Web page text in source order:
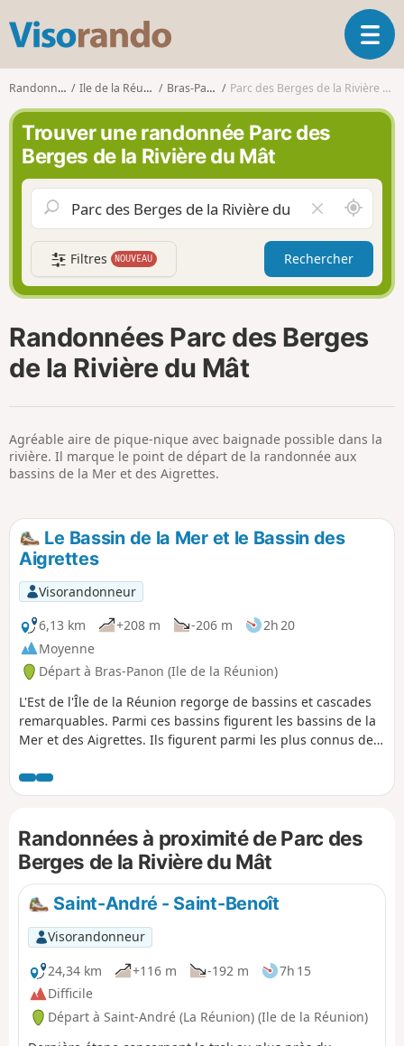
s
o
r
n
d
o
O
u
a
n
v
g
a
Randonnées Ile de la Réunion Bras-Panon Parc des Berges de la Rivière du Mât
Trouver une randonnée Parc des
Berges de la Rivière du Mât
i
d
e
r
l
c
A
u
t
u
r
e
Filtres NOUVEAU Rechercher
Randonnées Parc des Berges
de la Rivière du Mât
Agréable aire de pique-nique avec baignade possible dans la
rivière. Il marque le point de départ de la randonnée aux
bassins de la Mer et des Aigrettes.
Le Bassin de la Mer et le Bassin des
Aigrettes
Visorandonneur
6,13 km
+208 m -206 m
2h 20
Moyenne
Départ à Bras-Panon (Ile de la Réunion)
L'Est de l'Île de la Réunion regorge de bassins et cascades
remarquables. Parmi ces bassins figurent les bassins de la
Mer et des Aigrettes. Ils figurent parmi les plus connus de
qui l'entoure et qui est verte quasiment tout le temps. La
randonnée est plate dans un premier temps avant de
Aigrettes.
Randonnées à proximité de Parc des
Berges de la Rivière du Mât
Saint-André - Saint-Benoît
Visorandonneur
24,34 km
+116 m -192 m
7h 15
Difficile
Départ à Saint-André (La Réunion) (Ile de la Réunion)